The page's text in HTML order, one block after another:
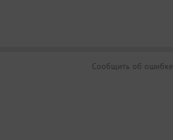
Сообщить об ошибке